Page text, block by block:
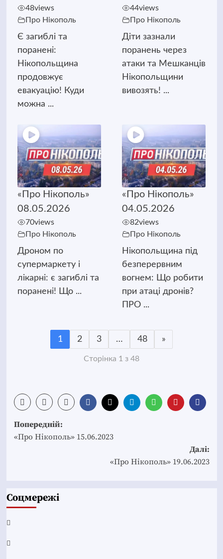
48views
Про Нікополь
Є загиблі та
поранені:
Нікопольщина
продовжує
евакуацію! Куди
можна ...
44views
Про Нікополь
Діти зазнали
поранень через
атаки та Мешканців
Нікопольщини
вивозять! ...
«Про Нікополь»
08.05.2026
70views
Про Нікополь
Дроном по
супермаркету і
лікарні: є загиблі та
поранені! Що ...
«Про Нікополь»
04.05.2026
82views
Про Нікополь
Нікопольщина під
безперервним
вогнем: Що робити
при атаці дронів?
ПРО ...
1 2 3 … 48 »
Сторінка 1 з 48
Post
navigation
Попередній:
«Про Нікополь» 15.06.2023
Далі:
«Про Нікополь» 19.06.2023
Соцмережі
Facebook
YouTube